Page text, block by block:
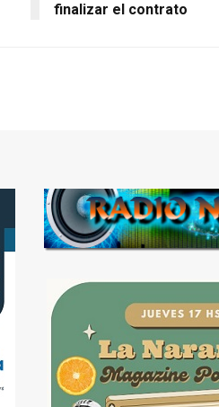
finalizar el contrato